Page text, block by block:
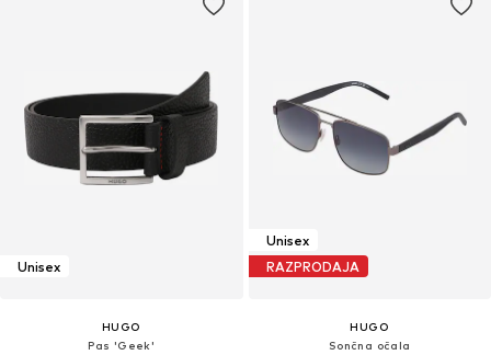
Unisex
HUGO
Pas 'Geek'
Unisex
RAZPRODAJA
HUGO
Sončna očala